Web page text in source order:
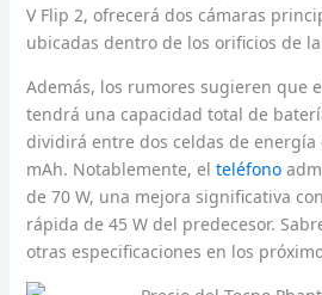
V Flip 2, ofrecerá dos cámaras
ubicadas dentro de los orificios de
Además, los rumores sugieren que
tendrá una capacidad total de
dividirá entre dos celdas de energía
mAh. Notablemente, el teléfono
de 70 W, una mejora significativa
rápida de 45 W del predecesor.
otras especificaciones en los